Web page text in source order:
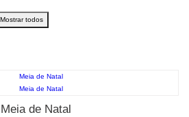
Mostrar todos
Meia de Natal